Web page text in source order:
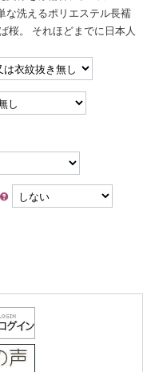
な洗えるポリエステル長襦
桜。 それほどまでに日本人